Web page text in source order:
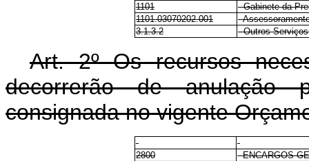
1101
- Gabinete da
1101.03070202.001
-
3.1.3.2
- Outros
Art. 2º Os recursos
decorrerão de anulação
consignada no vigente
2800
- ENCARGOS